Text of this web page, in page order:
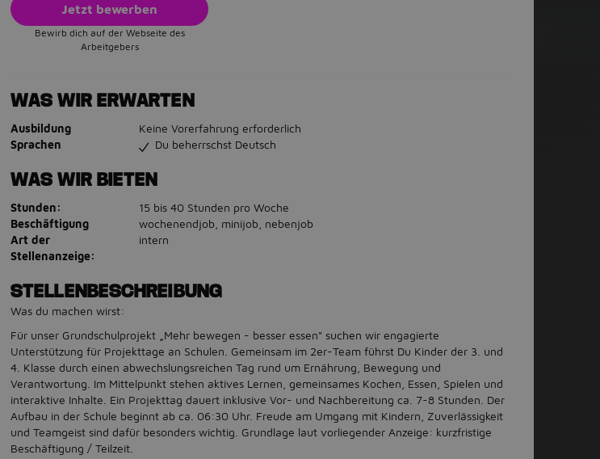
Jetzt bewerben
Bewirb dich auf der Webseite des
Arbeitgebers
WAS WIR ERWARTEN
Ausbildung
Keine Vorerfahrung erforderlich
Sprachen
Du beherrschst Deutsch
WAS WIR BIETEN
Stunden:
15 bis 40 Stunden pro Woche
Beschäftigung
wochenendjob, minijob, nebenjob
Art der
Stellenanzeige:
intern
STELLENBESCHREIBUNG
Was du machen wirst:
Für unser Grundschulprojekt „Mehr bewegen - besser essen" suchen wir engagierte
Unterstützung für Projekttage an Schulen. Gemeinsam im 2er-Team führst Du Kinder der 3. und
4. Klasse durch einen abwechslungsreichen Tag rund um Ernährung, Bewegung und
Verantwortung. Im Mittelpunkt stehen aktives Lernen, gemeinsames Kochen, Essen, Spielen und
interaktive Inhalte. Ein Projekttag dauert inklusive Vor- und Nachbereitung ca. 7-8 Stunden. Der
Aufbau in der Schule beginnt ab ca. 06:30 Uhr. Freude am Umgang mit Kindern, Zuverlässigkeit
und Teamgeist sind dafür besonders wichtig. Grundlage laut vorliegender Anzeige: kurzfristige
Beschäftigung / Teilzeit.